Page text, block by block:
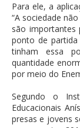
Para ele, a
“A sociedade
são importantes
ponto de
tinham essa
quantidade
por meio do
Segundo o
Educacionais
presas e jovens